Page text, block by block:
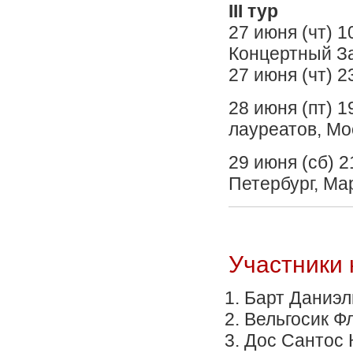
III тур
27 июня (чт)
Концертный
27 июня (чт)
28 июня (пт)
лауреатов,
29 июня (сб)
Петербург,
Участники
Барт
Вельгосик
Дос Сантос